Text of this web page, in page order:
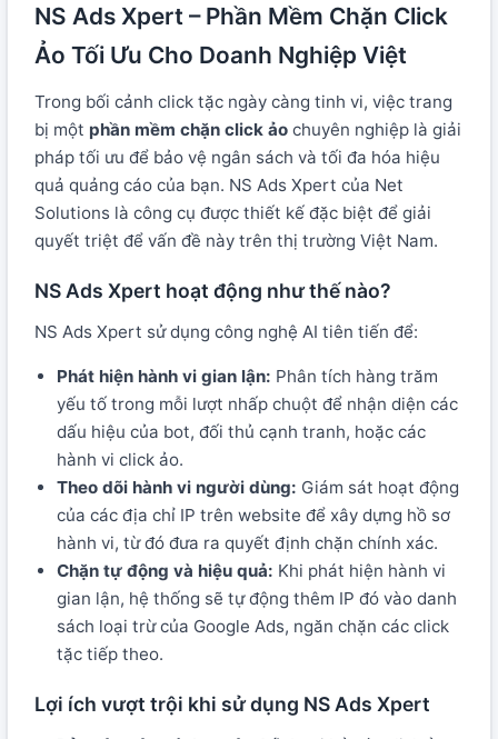
NS Ads Xpert – Phần Mềm Chặn Click
Ảo Tối Ưu Cho Doanh Nghiệp Việt
Trong bối cảnh click tặc ngày càng tinh vi, việc trang
bị một phần mềm chặn click ảo chuyên nghiệp là giải
pháp tối ưu để bảo vệ ngân sách và tối đa hóa hiệu
quả quảng cáo của bạn. NS Ads Xpert của Net
Solutions là công cụ được thiết kế đặc biệt để giải
quyết triệt để vấn đề này trên thị trường Việt Nam.
NS Ads Xpert hoạt động như thế nào?
NS Ads Xpert sử dụng công nghệ AI tiên tiến để:
Phát hiện hành vi gian lận: Phân tích hàng trăm
yếu tố trong mỗi lượt nhấp chuột để nhận diện các
dấu hiệu của bot, đối thủ cạnh tranh, hoặc các
hành vi click ảo.
Theo dõi hành vi người dùng: Giám sát hoạt động
của các địa chỉ IP trên website để xây dựng hồ sơ
hành vi, từ đó đưa ra quyết định chặn chính xác.
Chặn tự động và hiệu quả: Khi phát hiện hành vi
gian lận, hệ thống sẽ tự động thêm IP đó vào danh
sách loại trừ của Google Ads, ngăn chặn các click
tặc tiếp theo.
Lợi ích vượt trội khi sử dụng NS Ads Xpert